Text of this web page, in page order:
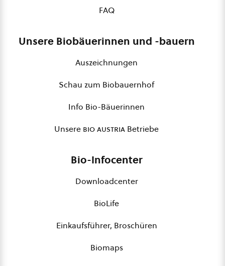
FAQ
Unsere Biobäuerinnen und -bauern
Auszeichnungen
Schau zum Biobauernhof
Info Bio-Bäuerinnen
Unsere bio austria Betriebe
Bio-Infocenter
Downloadcenter
BioLife
Einkaufsführer, Broschüren
Biomaps